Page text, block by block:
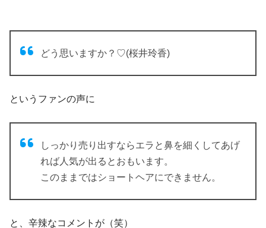
どう思いますか？♡(桜井玲香)
というファンの声に
しっかり売り出すならエラと鼻を細くしてあげ
れば人気が出るとおもいます。
このままではショートヘアにできません。
と、辛辣なコメントが（笑）